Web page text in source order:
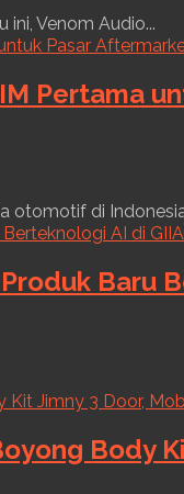
ini, Venom Audio...
Pertama
otomotif di
Baru
Body